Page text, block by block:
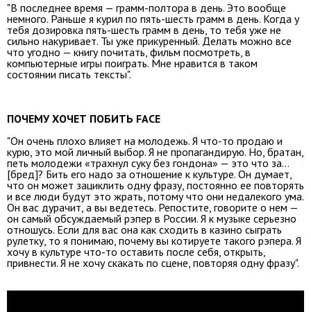
"В последнее время — грамм-полтора в день. Это вообще
немного. Раньше я курил по пять-шесть грамм в день. Когда у
тебя дозировка пять-шесть грамм в день, то тебя уже не
сильно накуривает. Ты уже прикуренный. Делать можно все
что угодно — книгу почитать, фильм посмотреть, в
компьютерные игры поиграть. Мне нравится в таком
состоянии писать тексты".
ПОЧЕМУ ХОЧЕТ ПОБИТЬ FACE
"Он очень плохо влияет на молодежь. Я что-то продаю и
курю, это мой личный выбор. Я не пропагандирую. Но, братан,
петь молодежи «трахнул суку без гондона» — это что за…
[бред]? Бить его надо за отношение к культуре. Он думает,
что он может зациклить одну фразу, постоянно ее повторять
и все люди будут это жрать, потому что они недалекого ума.
Он вас дурачит, а вы ведетесь. Репостите, говорите о нем —
он самый обсуждаемый рэпер в России. Я к музыке серьезно
отношусь. Если для вас она как сходить в казино сыграть
рулетку, то я понимаю, почему вы котируете такого рэпера. Я
хочу в культуре что-то оставить после себя, открыть,
привнести. Я не хочу скакать по сцене, повторяя одну фразу".